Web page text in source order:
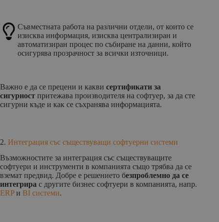
Съвместната работа на различни отдели, от които се
изисква информация, изисква централизиран и
автоматизиран процес по събиране на данни, който
осигурява прозрачност за всички източници.
Важно е да се прецени и какви сертификати за
сигурност притежава производителя на софтуер, за да сте
сигурни къде и как се съхранява информацията.
2. Интеграция със съществуващи софтуерни системи
Възможностите за интеграция със съществуващите
софтуери и инструменти в компанията също трябва да се
вземат предвид. Добре е решението безпроблемно да се
интегрира с другите бизнес софтуери в компанията, напр.
ERPи BI системи.